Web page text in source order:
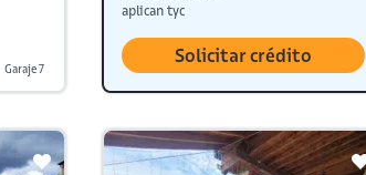
Garaje 7
aplican tyc
Solicitar crédito